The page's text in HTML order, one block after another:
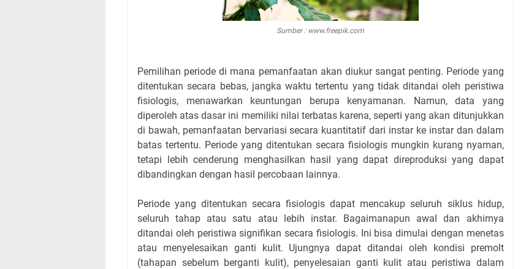
Sumber : www.freepik.com
Pemilihan periode di mana pemanfaatan akan diukur sangat penting. Periode yang
ditentukan secara bebas, jangka waktu tertentu yang tidak ditandai oleh peristiwa
fisiologis, menawarkan keuntungan berupa kenyamanan. Namun, data yang
diperoleh atas dasar ini memiliki nilai terbatas karena, seperti yang akan ditunjukkan
di bawah, pemanfaatan bervariasi secara kuantitatif dari instar ke instar dan dalam
batas tertentu. Periode yang ditentukan secara fisiologis mungkin kurang nyaman,
tetapi lebih cenderung menghasilkan hasil yang dapat direproduksi yang dapat
dibandingkan dengan hasil percobaan lainnya.
Periode yang ditentukan secara fisiologis dapat mencakup seluruh siklus hidup,
seluruh tahap atau satu atau lebih instar. Bagaimanapun awal dan akhirnya
ditandai oleh peristiwa signifikan secara fisiologis. Ini bisa dimulai dengan menetas
atau menyelesaikan ganti kulit. Ujungnya dapat ditandai oleh kondisi premolt
(tahapan sebelum berganti kulit), penyelesaian ganti kulit atau peristiwa dalam